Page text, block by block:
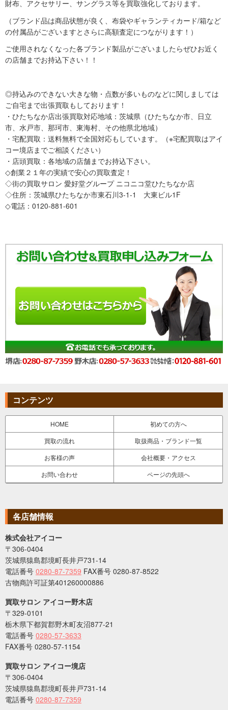
財布、アクセサリー、サングラス等を買取強化しております。
（ブランド品は商品状態が良く、布袋やギャランティカード/箱など
の付属品がございますとさらに高額査定につながります！）
ご使用されなくなった各ブランド製品がございましたらぜひお近く
の店舗までお持込下さい！！
◎持込みのできない大きな物・点数が多いものなどに関しましては
ご自宅まで出張買取もしております！
・ひたちなか店出張買取対応地域：茨城県（ひたちなか市、日立
市、水戸市、那珂市、東海村、その他県北地域）
・宅配買取：送料無料で全国対応もしています。（※宅配買取はアイ
コー境店までご相談ください）
・店頭買取：各地域の店舗までお持込下さい。
◇創業２１年の実績で安心の買取査定！
◇街の買取サロン 愛好堂グループ ニコニコ堂ひたちなか店
◇住所：茨城県ひたちなか市東石川3-1-1 大東ビル1F
◇電話：0120-881-601
コンテンツ
HOME
初めての方へ
買取の流れ
取扱商品・ブランド一覧
お客様の声
会社概要・アクセス
お問い合わせ
ページの先頭へ
各店舗情報
株式会社アイコー
〒306-0404
茨城県猿島郡境町長井戸731-14
電話番号 0280-87-7359 FAX番号 0280-87-8522
古物商許可証第401260000886
買取サロン アイコー野木店
〒329-0101
栃木県下都賀郡野木町友沼877-21
電話番号 0280-57-3633
FAX番号 0280-57-1154
買取サロン アイコー境店
〒306-0404
茨城県猿島郡境町長井戸731-14
電話番号 0280-87-7359